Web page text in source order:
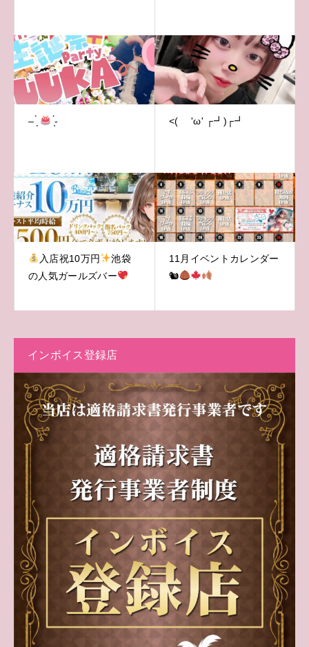
– ̗̀ ̖́- <( 'ω' ┌┛)┌┛
入店祝10万円
池袋
の人気ガールズバー
11月イベントカレンダー
🐿
インボイス登録店